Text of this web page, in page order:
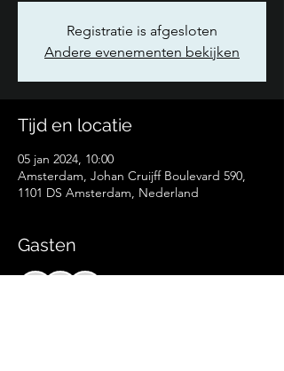
Registratie is afgesloten
Andere evenementen bekijken
Tijd en locatie
05 jan 2024, 10:00
Amsterdam, Johan Cruijff Boulevard 590,
1101 DS Amsterdam, Nederland
Gasten